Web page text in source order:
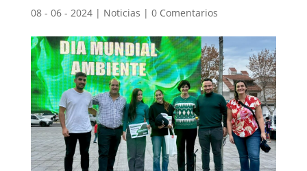
08 - 06 - 2024| Noticias | 0 Comentarios